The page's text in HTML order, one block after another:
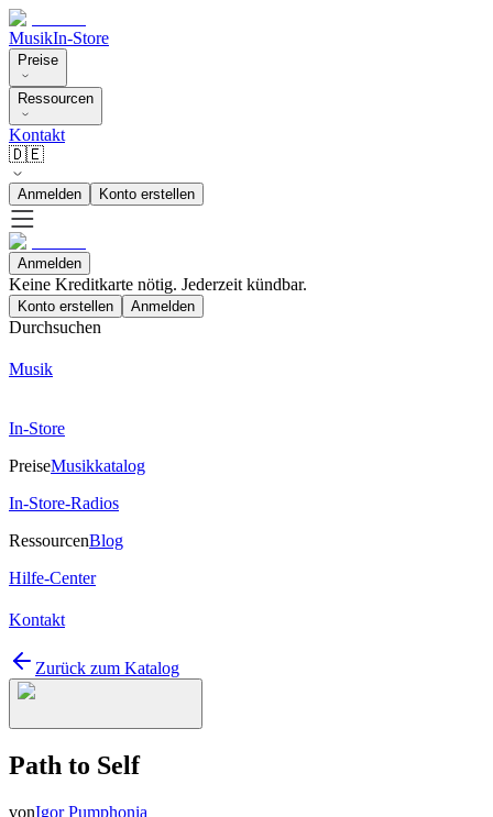
MusikIn-Store
Preise
Ressourcen
Kontakt
🇩🇪
Anmelden Konto erstellen
Anmelden
Keine Kreditkarte nötig. Jederzeit kündbar.
Konto erstellen Anmelden
Durchsuchen
Musik
In-Store
PreiseMusikkatalog
In-Store-Radios
RessourcenBlog
Hilfe-Center
Kontakt
Zurück zum Katalog
Path to Self
vonIgor Pumphonia